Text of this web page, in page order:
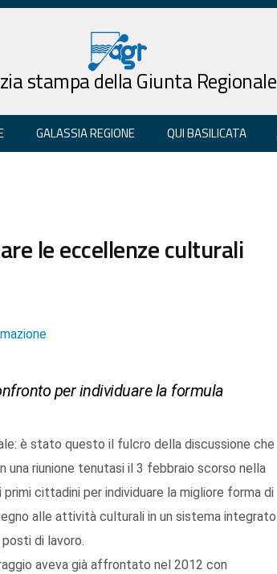
stampa della Giunta Regionale
GALASSIA REGIONE QUI BASILICATA
le eccellenze culturali
per individuare la formula
è stato questo il fulcro della discussione che
una riunione tenutasi il 3 febbraio scorso nella
cittadini per individuare la migliore forma di
alle attività culturali in un sistema integrato
di lavoro.
aveva già affrontato nel 2012 con